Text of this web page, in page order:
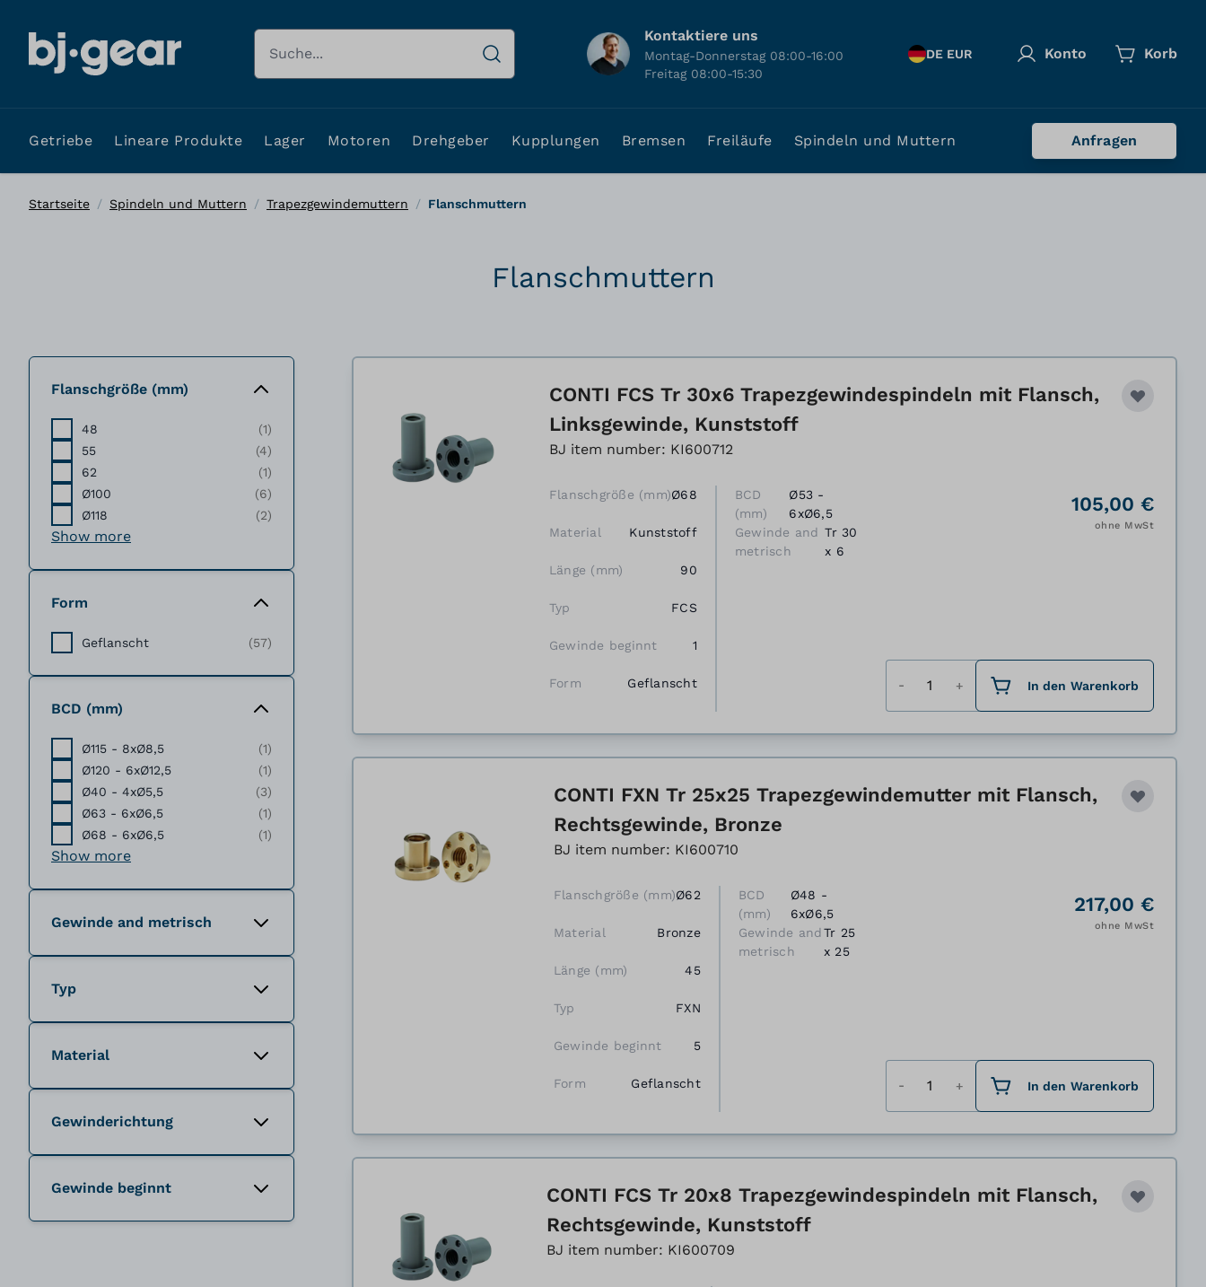
Suche Kontaktiere uns
Montag-Donnerstag 08:00-16:00
Freitag 08:00-15:30
DE EUR Konto Korb
Getriebe Lineare Produkte Lager Motoren Drehgeber Kupplungen Bremsen Freiläufe Spindeln und Muttern Anfragen
Startseite / Spindeln und Muttern / Trapezgewindemuttern / Flanschmuttern
Flanschmuttern
Flanschgröße (mm)
48
(1)
55
(4)
62
(1)
Ø100
(6)
Ø118
(2)
Show more
Form
Geflanscht (57)
BCD (mm)
Ø115 - 8xØ8,5
(1)
Ø120 - 6xØ12,5
(1)
Ø40 - 4xØ5,5
(3)
Ø63 - 6xØ6,5
(1)
Ø68 - 6xØ6,5
(1)
Show more
Gewinde and metrisch
Typ
Material
Gewinderichtung
Gewinde beginnt
CONTI FCS Tr 30x6 Trapezgewindespindeln mit Flansch,
Linksgewinde, Kunststoff
BJ item number: KI600712
Flanschgröße (mm)Ø68
Material Kunststoff
Länge (mm) 90
Typ FCS
Gewinde beginnt 1
Form Geflanscht
BCD
(mm)
Ø53 -
6xØ6,5
Gewinde and
metrisch
Tr 30
x 6
105,00 €
ohne MwSt
In den Warenkorb
CONTI FXN Tr 25x25 Trapezgewindemutter mit Flansch,
Rechtsgewinde, Bronze
BJ item number: KI600710
Flanschgröße (mm)Ø62
Material Bronze
Länge (mm) 45
Typ FXN
Gewinde beginnt 5
Form Geflanscht
BCD
(mm)
Ø48 -
6xØ6,5
Gewinde and
metrisch
Tr 25
x 25
217,00 €
ohne MwSt
In den Warenkorb
CONTI FCS Tr 20x8 Trapezgewindespindeln mit Flansch,
Rechtsgewinde, Kunststoff
BJ item number: KI600709